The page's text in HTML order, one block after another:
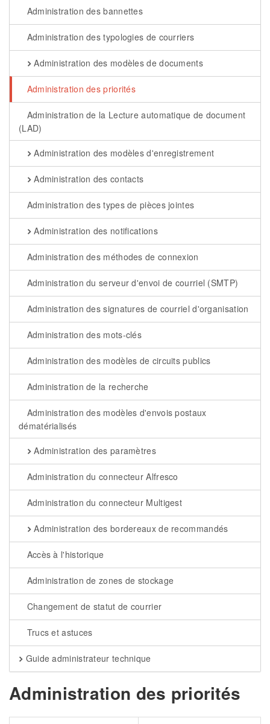
Administration des bannettes
Administration des typologies de courriers
Administration des modèles de documents
Administration des priorités
Administration de la Lecture automatique de document
(LAD)
Administration des modèles d'enregistrement
Administration des contacts
Administration des types de pièces jointes
Administration des notifications
Administration des méthodes de connexion
Administration du serveur d'envoi de courriel (SMTP)
Administration des signatures de courriel d'organisation
Administration des mots-clés
Administration des modèles de circuits publics
Administration de la recherche
Administration des modèles d'envois postaux
dématérialisés
Administration des paramètres
Administration du connecteur Alfresco
Administration du connecteur Multigest
Administration des bordereaux de recommandés
Accès à l'historique
Administration de zones de stockage
Changement de statut de courrier
Trucs et astuces
Guide administrateur technique
Administration des priorités